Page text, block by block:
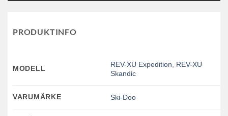
PRODUKTINFO
MODELL REV-XU Expedition, REV-XU
Skandic
VARUMÄRKE Ski-Doo